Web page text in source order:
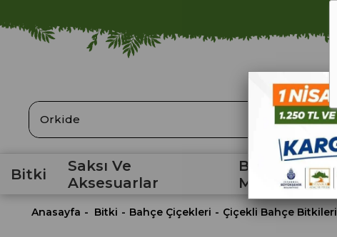
ARA
Bitki
Saksı Ve
Aksesuarlar
Bahçe
Malzemeleri
Anasayfa Bitki Bahçe Çiçekleri Çiçekli Bahçe Bitkileri